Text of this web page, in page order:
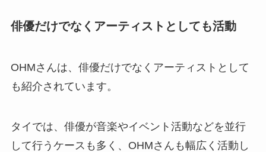
俳優だけでなくアーティストとしても活動
OHMさんは、俳優だけでなくアーティストとして
も紹介されています。
タイでは、俳優が音楽やイベント活動などを並行
して行うケースも多く、OHMさんも幅広く活動し